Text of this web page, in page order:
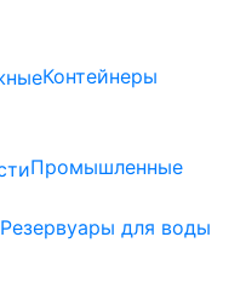
Контейнеры
Промышленные
Резервуары для воды